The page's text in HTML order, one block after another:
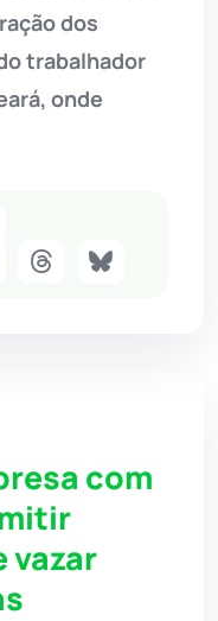
dos
trabalhador
onde
com
vazar